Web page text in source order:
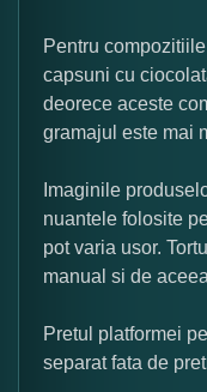
Pentru
capsuni cu
deorece aceste
gramajul este mai
Imaginile
nuantele folosite
pot varia usor.
manual si de
Pretul platformei
separat fata de